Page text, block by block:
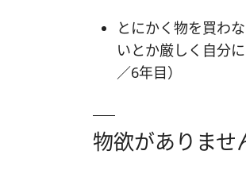
とにかく物を買わ
いとか厳しく自分
／6年目）
物欲がありま